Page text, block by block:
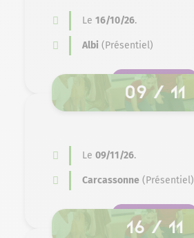
Le 16/10/26.
Albi (Présentiel)
SE PRÉ-INSCRIRE
09 / 11
Le 09/11/26.
Carcassonne (Présentiel)
SE PRÉ-INSCRIRE
16 / 11